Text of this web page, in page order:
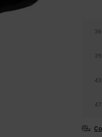
36
39
43
47